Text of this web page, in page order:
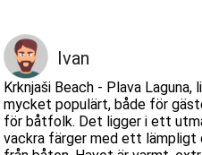
webcams
Möt Kroatien
museer
Ivan
Krknjaši Beach - Plava
mycket populärt, både för
för båtfolk. Det ligger i ett
vackra färger med ett lämpligt